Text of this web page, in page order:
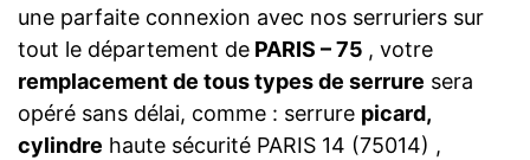
une parfaite connexion avec nos serruriers sur
tout le département de PARIS – 75 , votre
remplacement de tous types de serrure sera
opéré sans délai, comme : serrure picard,
cylindre haute sécurité PARIS 14 (75014) ,